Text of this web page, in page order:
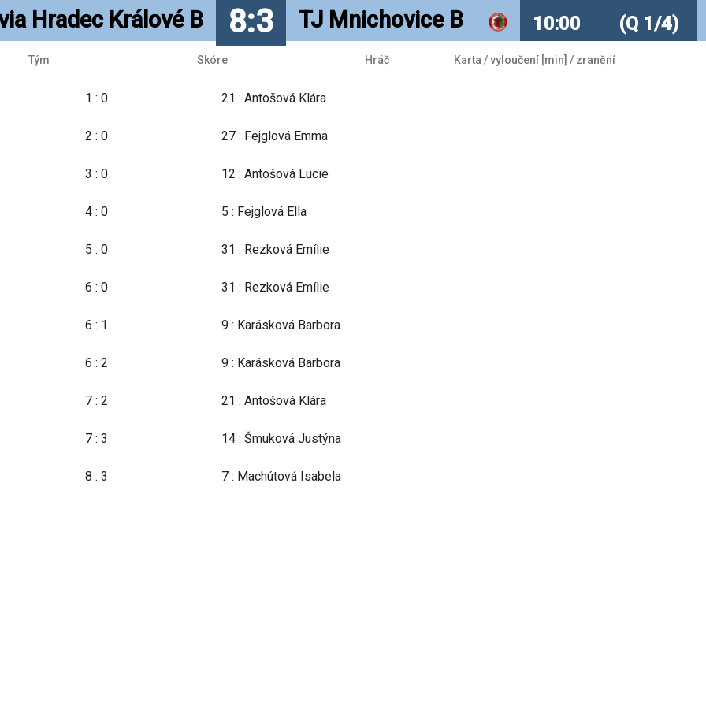
Hradec Králové B 8:3 TJ Mnichovice B 10:00 (Q 1/4)
Tým Skóre Hráč Karta / vyloučení [min] / zranění
1 : 0 21 : Antošová Klára
2 : 0 27 : Fejglová Emma
3 : 0 12 : Antošová Lucie
4 : 0 5 : Fejglová Ella
5 : 0 31 : Rezková Emílie
6 : 0 31 : Rezková Emílie
6 : 1 9 : Karásková Barbora
6 : 2 9 : Karásková Barbora
7 : 2 21 : Antošová Klára
7 : 3 14 : Šmuková Justýna
8 : 3 7 : Machútová Isabela